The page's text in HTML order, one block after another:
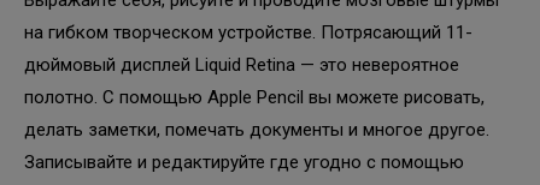
на гибком творческом устройстве. Потрясающий 11-
дюймовый дисплей Liquid Retina — это невероятное
полотно. С помощью Apple Pencil вы можете рисовать,
делать заметки, помечать документы и многое другое.
Записывайте и редактируйте где угодно с помощью